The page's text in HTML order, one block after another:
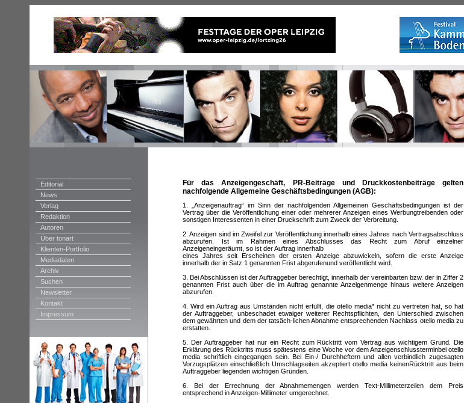
Editorial
News
Verlag
Redaktion
Autoren
Über tonart
Klienten-Portfolio
Mediadaten
Archiv
Suchen
Newsletter
Kontakt
Impressum
Für das Anzeigengeschäft, PR-Beiträge und Druckkostenbeiträge gelten
nachfolgende Allgemeine Geschäftsbedingungen (AGB):
1. „Anzeigenauftrag“ im Sinn der nachfolgenden Allgemeinen Geschäftsbedingungen ist der
Vertrag über die Veröffentlichung einer oder mehrerer Anzeigen eines Werbungtreibenden oder
sonstigen Interessenten in einer Druckschrift zum Zweck der Verbreitung.
2. Anzeigen sind im Zweifel zur Veröffentlichung innerhalb eines Jahres nach Vertragsabschluss
abzurufen. Ist im Rahmen eines Abschlusses das Recht zum Abruf einzelner
Anzeigeneingeräumt, so ist der Auftrag innerhalb
eines Jahres seit Erscheinen der ersten Anzeige abzuwickeln, sofern die erste Anzeige
innerhalb der in Satz 1 genannten Frist abgerufenund veröffentlicht wird.
3. Bei Abschlüssen ist der Auftraggeber berechtigt, innerhalb der vereinbarten bzw. der in Ziffer 2
genannten Frist auch über die im Auftrag genannte Anzeigenmenge hinaus weitere Anzeigen
abzurufen.
4. Wird ein Auftrag aus Umständen nicht erfüllt, die otello media* nicht zu vertreten hat, so hat
der Auftraggeber, unbeschadet etwaiger weiterer Rechtspflichten, den Unterschied zwischen
dem gewährten und dem der tatsäch-lichen Abnahme entsprechenden Nachlass otello media zu
erstatten.
5. Der Auftraggeber hat nur ein Recht zum Rücktritt vom Vertrag aus wichtigem Grund. Die
Erklärung des Rücktritts muss spätestens eine Woche vor dem Anzeigenschlussterminbei otello
media schriftlich eingegangen sein. Bei Ein-/ Durchheftern und allen verbindlich zugesagten
Vorzugsplätzen einschließlich Umschlagseiten akzeptiert otello media keinenRücktritt aus beim
Auftraggeber liegenden wichtigen Gründen.
6. Bei der Errechnung der Abnahmemengen werden Text-Millimeterzeilen dem Preis
entsprechend in Anzeigen-Millimeter umgerechnet.